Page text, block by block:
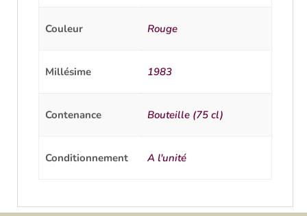
Couleur Rouge
Millésime 1983
Contenance Bouteille (75 cl)
Conditionnement A l'unité